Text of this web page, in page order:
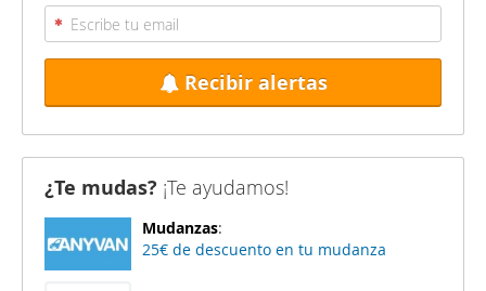
Recibir alertas
¿Te mudas? ¡Te ayudamos!
Mudanzas:
25€ de descuento en tu mudanza